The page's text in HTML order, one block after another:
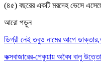
(৪৫) বছরের একটি মরদেহ ভেসে
আরো পড়ুন
ডিগ্রী নেই তবুও নামের আগে
কক্সবাজারের-পেকুয়ায় অবৈধ বালু